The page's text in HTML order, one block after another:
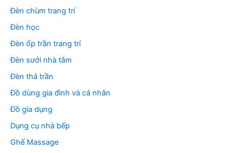
Đèn chùm trang trí
Đèn học
Đèn ốp trần trang trí
Đèn sưởi nhà tắm
Đèn thả trần
Đồ dùng gia đình và cá nhân
Đồ gia dụng
Dụng cụ nhà bếp
Ghế Massage